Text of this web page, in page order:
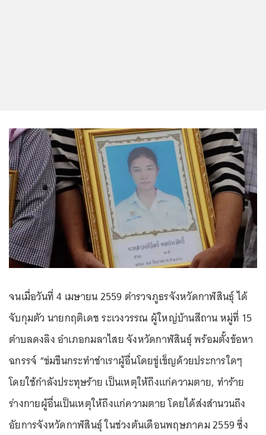
จนเมื่อวันที่ 4 เมษายน 2559 ตำรวจภูธรจังหวัดกาฬสินธุ์ ได้
จับกุมตัว นายกฤติเดช ระเวงวรรณ ผู้ใหญ่บ้านสีถาน หมู่ที่ 15
ตำบลดงลิง อำเภอกมลาไสย จังหวัดกาฬสินธุ์ พร้อมตั้งข้อหา
ฉกรรจ์ “ข่มขืนกระทำชำเราผู้อื่นโดยขู่เข็ญด้วยประการใดๆ
โดยใช้กำลังประทุษร้าย เป็นเหตุให้ถึงแก่ความตาย, ทำร้าย
ร่างกายผู้อื่นเป็นเหตุให้ถึงแก่ความตาย โดยได้ส่งสำนวนถึง
อัยการจังหวัดกาฬสินธุ์ ในช่วงต้นเดือนพฤษภาคม 2559 ซึ่ง